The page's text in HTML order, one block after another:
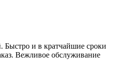
Быстро и в кратчайшие сроки
Вежливое обслуживание